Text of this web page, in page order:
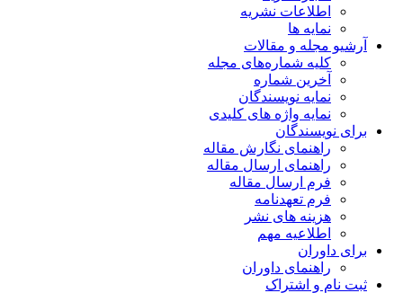
اطلاعات نشریه
نمایه ها
آرشیو مجله و مقالات
کلیه شماره‌های مجله
آخرین شماره
نمایه نویسندگان
نمایه واژه های کلیدی
برای نویسندگان
راهنمای نگارش مقاله
راهنمای ارسال مقاله
فرم ارسال مقاله
فرم تعهدنامه
هزینه های نشر
اطلاعیه مهم
برای داوران
راهنمای داوران
ثبت نام و اشتراک